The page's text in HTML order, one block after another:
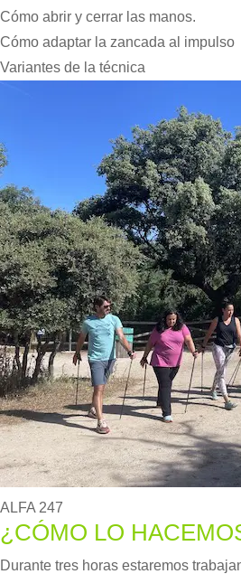
Cómo abrir y cerrar las manos.
Cómo adaptar la zancada al impulso
Variantes de la técnica
ALFA 247
¿CÓMO LO
Durante tres horas estaremos